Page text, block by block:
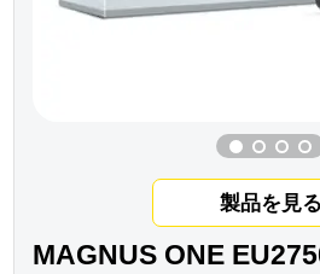
製品を見る
MAGNUS ONE